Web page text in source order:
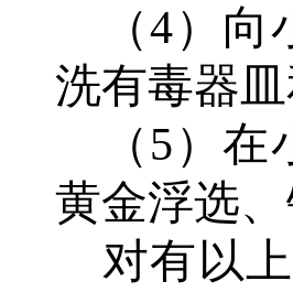
（4） 向
洗有毒器
（5）在
黄金浮选
对有以上